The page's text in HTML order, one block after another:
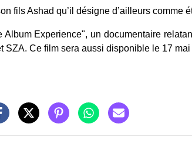
fils Ashad qu’il désigne d’ailleurs comme
Experience", un documentaire
Ce film sera aussi disponible le 17 mai